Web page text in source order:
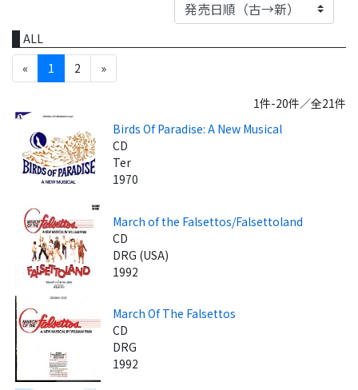
ALL
«
1 2 »
1件-20件／全21件
Birds Of Paradise: A New Musical
CD
Ter
1970
March of the Falsettos/Falsettoland
CD
DRG (USA)
1992
March Of The Falsettos
CD
DRG
1992